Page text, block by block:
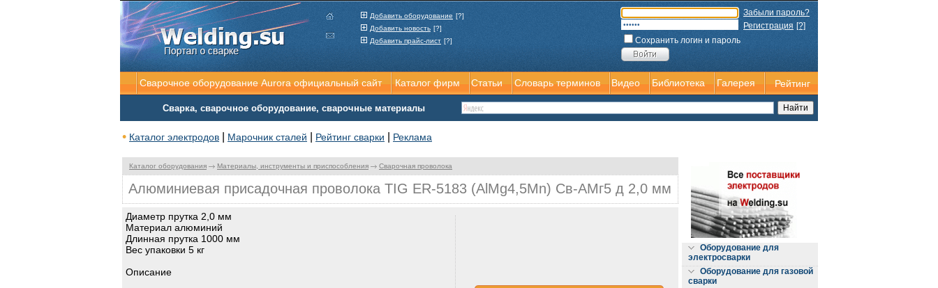
Каталог оборудования Материалы, инструменты и приспособления Сварочная проволока
Алюминиевая присадочная проволока TIG ER-5183 (AlMg4,5Mn) Св-АМг5 д 2,0 мм
Диаметр прутка 2,0 мм
Материал алюминий
Длинная прутка 1000 мм
Вес упаковки 5 кг
Описание
Оборудование для
электросварки
Оборудование для газовой
сварки
Сварочное оборудование Aurora официальный сайт Каталог фирм Статьи Словарь терминов Видео Библиотека Галерея Рейтинг
Сварка, сварочное оборудование, сварочные материалы
• Каталог электродов Марочник сталей Рейтинг сварки Реклама
Добавить оборудование [?]
Добавить новость [?]
Добавить прайс-лист [?]
Забыли пароль?
Регистрация [?]
Сохранить логин и пароль